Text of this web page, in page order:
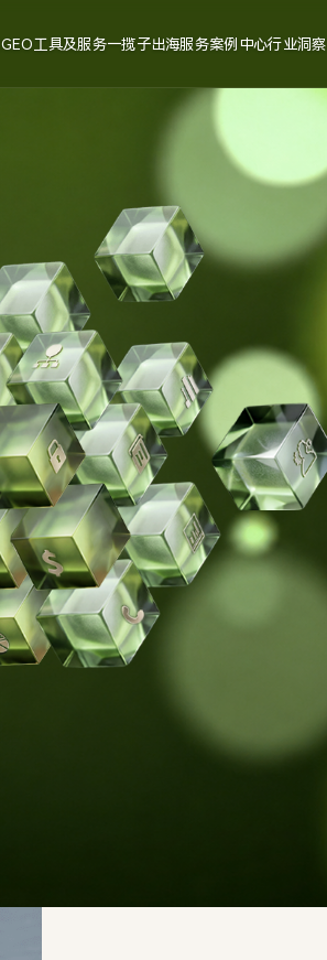
GEO工具及服务一揽子出海服务案例中心行业洞察